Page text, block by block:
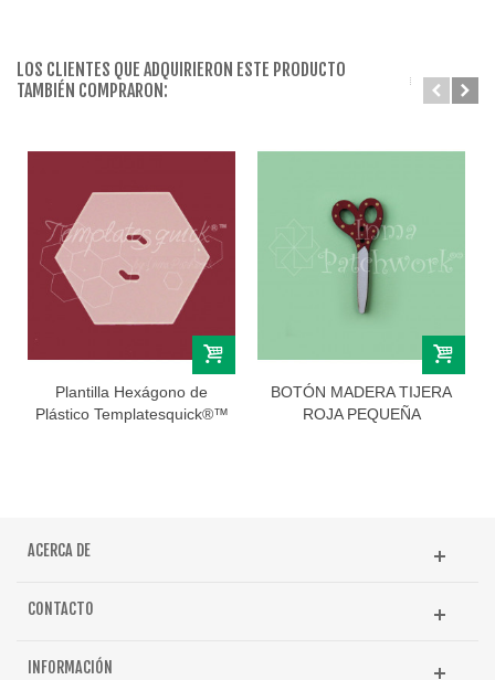
LOS CLIENTES QUE ADQUIRIERON ESTE PRODUCTO
TAMBIÉN COMPRARON:
Plantilla Hexágono de
Plástico Templatesquick®™
BOTÓN MADERA TIJERA
ROJA PEQUEÑA
ACERCA DE
CONTACTO
INFORMACIÓN